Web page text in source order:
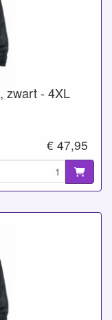
zwart - 4XL
€ 47,95